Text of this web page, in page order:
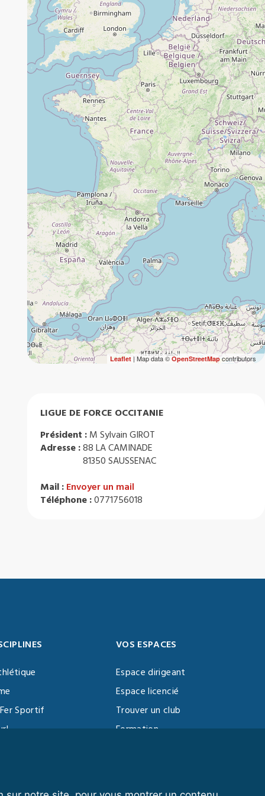
Leaflet| Map data ©OpenStreetMapcontributors
LIGUE DE FORCE OCCITANIE
Président : M Sylvain GIROT
Adresse :88 LA CAMINADE
81350 SAUSSENAC
Mail : Envoyer un mail
Téléphone :0771756018
Sportif
VOS ESPACES
Espace dirigeant
Espace licencié
Trouver un club
Formation